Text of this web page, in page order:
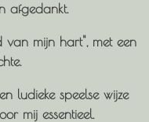
afgedankt.
mijn hart", met een
ludieke speelse wijze
mij essentieel.